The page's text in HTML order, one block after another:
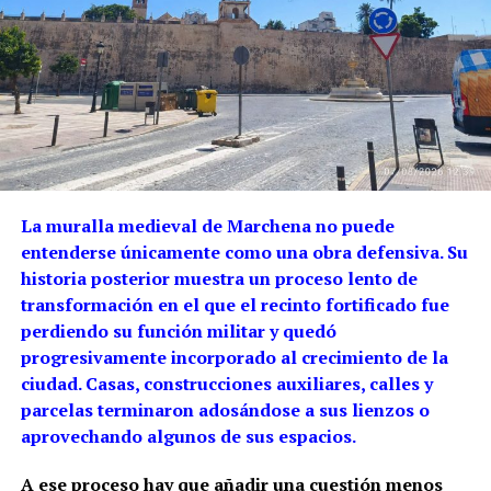
La muralla medieval de Marchena no puede
entenderse únicamente como una obra defensiva. Su
historia posterior muestra un proceso lento de
transformación en el que el recinto fortificado fue
perdiendo su función militar y quedó
progresivamente incorporado al crecimiento de la
ciudad. Casas, construcciones auxiliares, calles y
parcelas terminaron adosándose a sus lienzos o
aprovechando algunos de sus espacios.
A ese proceso hay que añadir una cuestión menos